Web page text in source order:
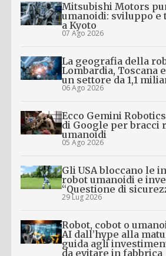
Mitsubishi Motors
umanoidi: sviluppo e
a Kyoto
07 Ago 2026
La geografia della
Lombardia, Toscana
un settore da 1,1
06 Ago 2026
Ecco Gemini
di Google per bracci
umanoidi
05 Ago 2026
Gli USA bloccano le
robot umanoidi e
“Questione di
29 Lug 2026
Robot, cobot o
AI dall’hype alla
guida agli
da evitare in fabbrica